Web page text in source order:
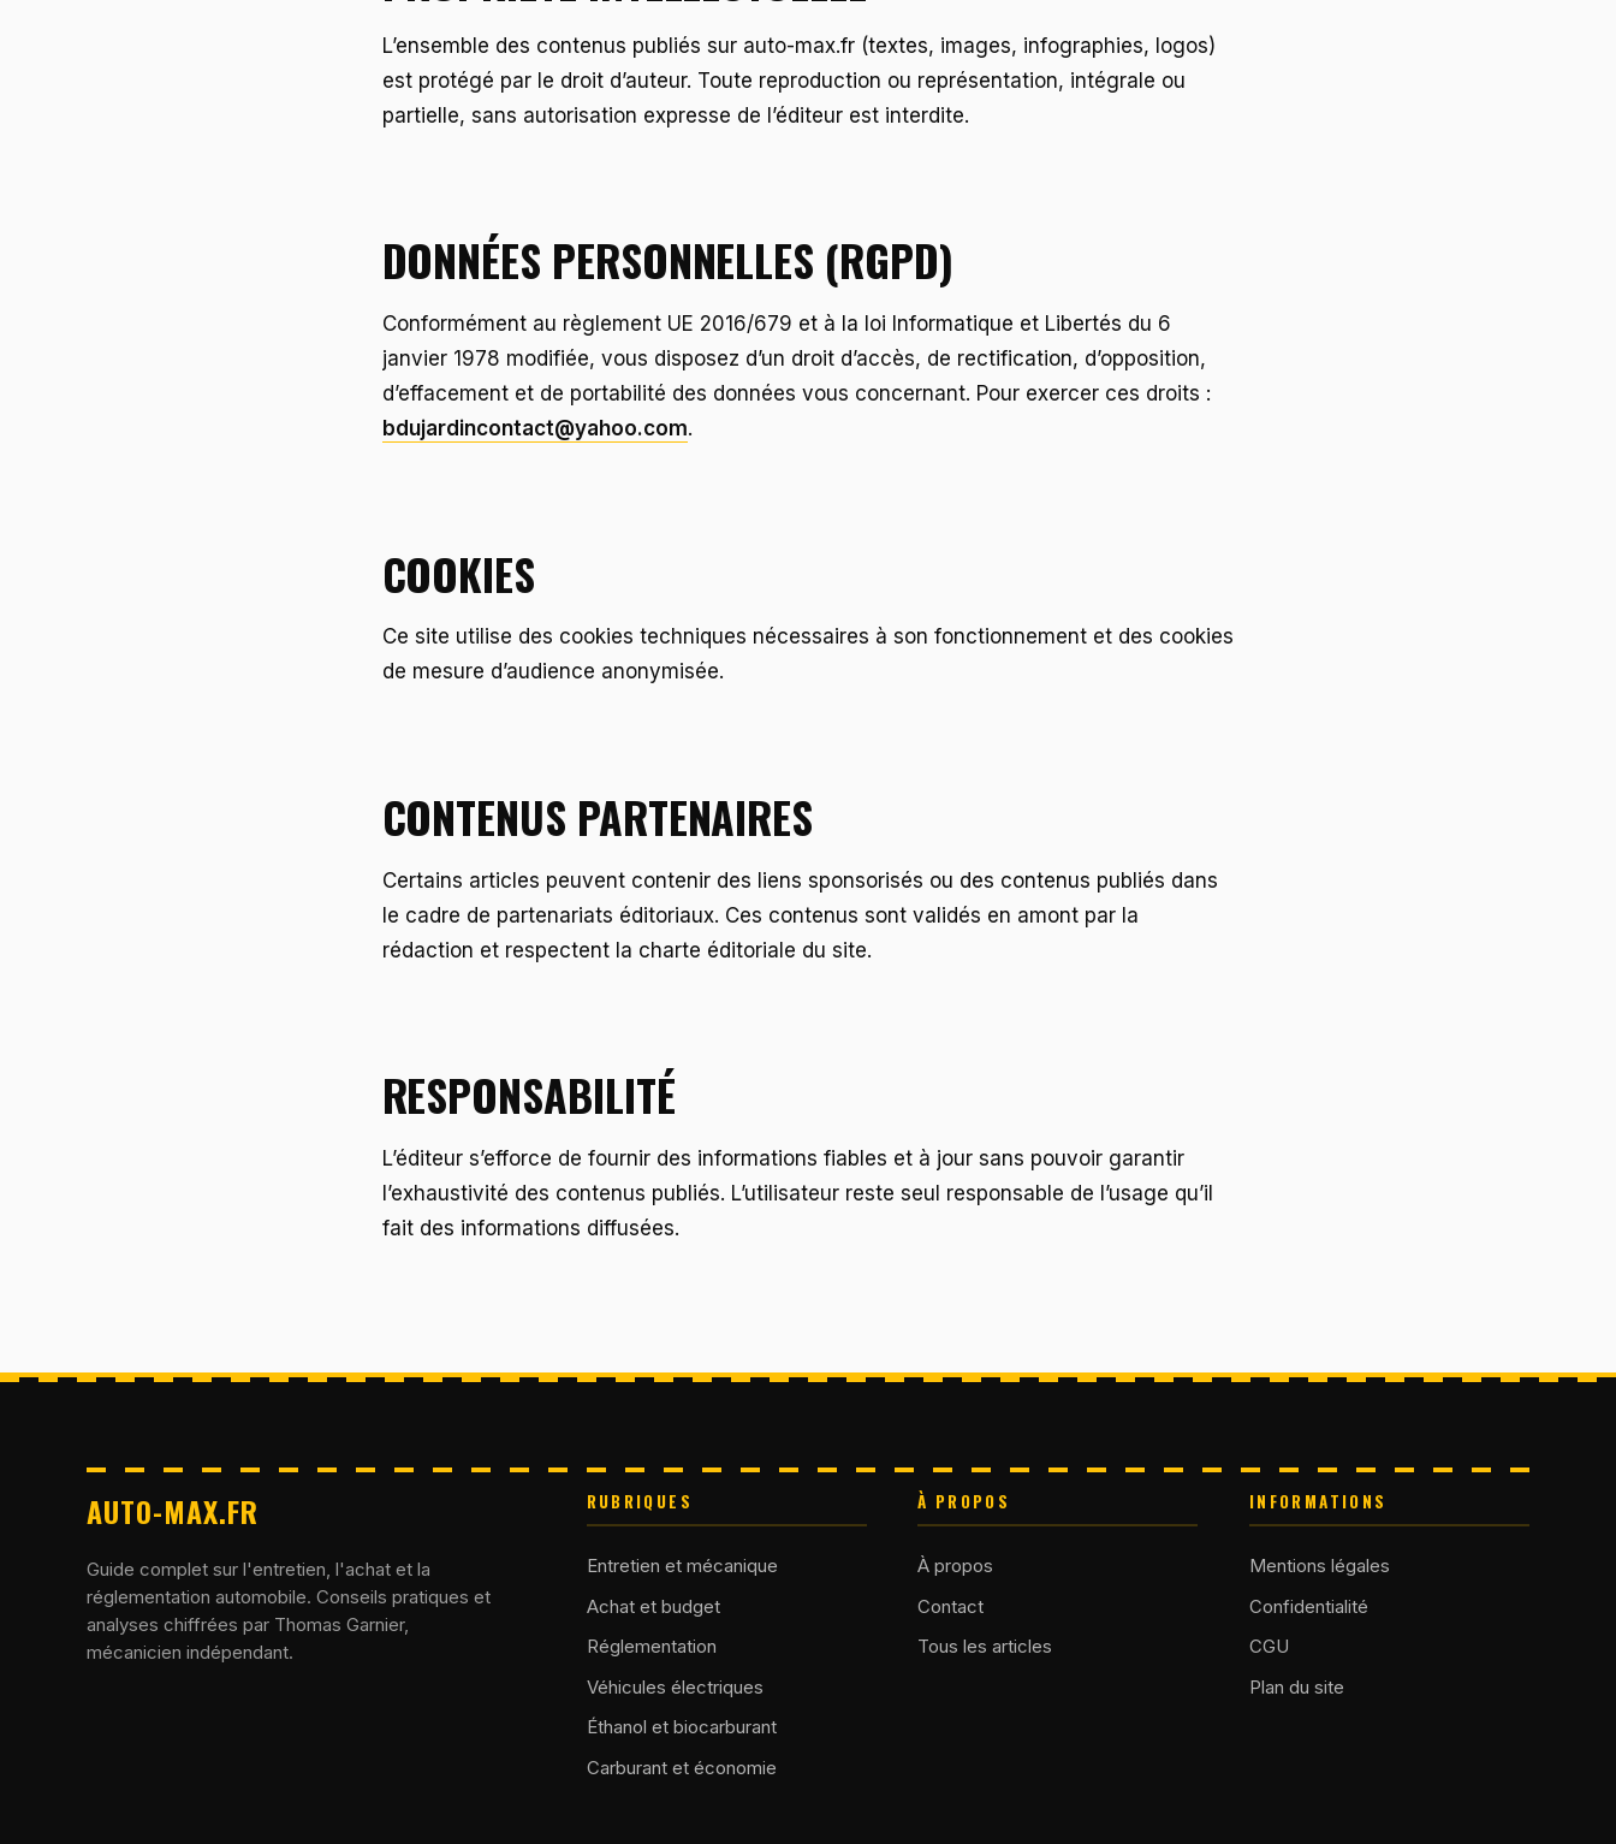
L’ensemble des contenus publiés sur auto-max.fr (textes, images, infographies, logos)
est protégé par le droit d’auteur. Toute reproduction ou représentation, intégrale ou
partielle, sans autorisation expresse de l’éditeur est interdite.
DONNÉES PERSONNELLES (RGPD)
Conformément au règlement UE 2016/679 et à la loi Informatique et Libertés du 6
janvier 1978 modifiée, vous disposez d’un droit d’accès, de rectification, d’opposition,
d’effacement et de portabilité des données vous concernant. Pour exercer ces droits :
bdujardincontact@yahoo.com.
COOKIES
Ce site utilise des cookies techniques nécessaires à son fonctionnement et des cookies
de mesure d’audience anonymisée.
CONTENUS PARTENAIRES
Certains articles peuvent contenir des liens sponsorisés ou des contenus publiés dans
le cadre de partenariats éditoriaux. Ces contenus sont validés en amont par la
rédaction et respectent la charte éditoriale du site.
RESPONSABILITÉ
L’éditeur s’efforce de fournir des informations fiables et à jour sans pouvoir garantir
l’exhaustivité des contenus publiés. L’utilisateur reste seul responsable de l’usage qu’il
fait des informations diffusées.
AUTO-MAX.FR
Guide complet sur l'entretien, l'achat et la
réglementation automobile. Conseils pratiques et
analyses chiffrées par Thomas Garnier,
mécanicien indépendant.
RUBRIQUES
Entretien et mécanique
Achat et budget
Réglementation
Véhicules électriques
Éthanol et biocarburant
Carburant et économie
À PROPOS
À propos
Contact
Tous les articles
INFORMATIONS
Mentions légales
Confidentialité
CGU
Plan du site